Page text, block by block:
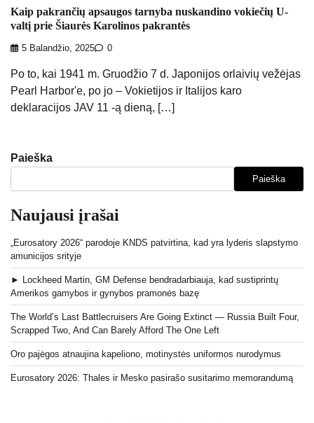
Kaip pakrančių apsaugos tarnyba nuskandino vokiečių U-
valtį prie Šiaurės Karolinos pakrantės
5 Balandžio, 2025 0
Po to, kai 1941 m. Gruodžio 7 d. Japonijos orlaivių vežėjas
Pearl Harbor'e, po jo – Vokietijos ir Italijos karo
deklaracijos JAV 11 -ą dieną, […]
Paieška
Paieška
Naujausi įrašai
„Eurosatory 2026“ parodoje KNDS patvirtina, kad yra lyderis slapstymo
amunicijos srityje
► Lockheed Martin, GM Defense bendradarbiauja, kad sustiprintų
Amerikos gamybos ir gynybos pramonės bazę
The World’s Last Battlecruisers Are Going Extinct — Russia Built Four,
Scrapped Two, And Can Barely Afford The One Left
Oro pajėgos atnaujina kapeliono, motinystės uniformos nurodymus
Eurosatory 2026: Thales ir Mesko pasirašo susitarimo memorandumą